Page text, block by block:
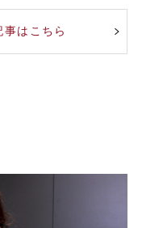
はこちら